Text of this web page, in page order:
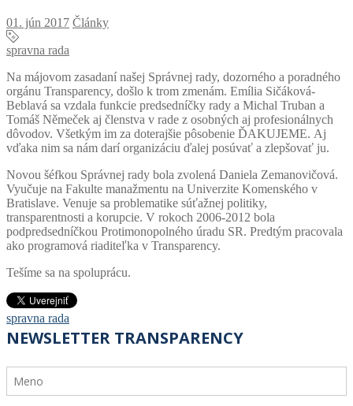
Články
spravna rada
Na májovom zasadaní našej Správnej rady, dozorného a poradného
orgánu Transparency, došlo k trom zmenám. Emília Sičáková-
Beblavá sa vzdala funkcie predsedníčky rady a Michal Truban a
Tomáš Němeček aj členstva v rade z osobných aj profesionálnych
dôvodov. Všetkým im za doterajšie pôsobenie ĎAKUJEME. Aj
vďaka nim sa nám darí organizáciu ďalej posúvať a zlepšovať ju.
Novou šéfkou Správnej rady bola zvolená Daniela Zemanovičová.
Vyučuje na Fakulte manažmentu na Univerzite Komenského v
Bratislave. Venuje sa problematike súťažnej politiky,
transparentnosti a korupcie. V rokoch 2006-2012 bola
podpredsedníčkou Protimonopolného úradu SR. Predtým pracovala
ako programová riaditeľka v Transparency.
Tešíme sa na spoluprácu.
spravna rada